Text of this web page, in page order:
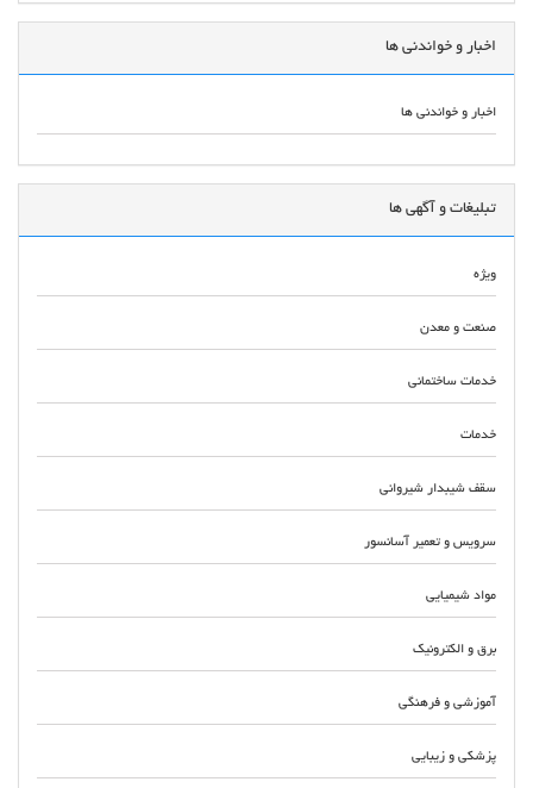
اخبار و خواندنی ها
اخبار و خواندنی ها
تبلیغات و آگهی ها
ویژه
صنعت و معدن
خدمات ساختمانی
خدمات
سقف شیبدار شیروانی
سرویس و تعمیر آسانسور
مواد شیمیایی
برق و الکترونیک
آموزشی و فرهنگی
پزشکی و زیبایی